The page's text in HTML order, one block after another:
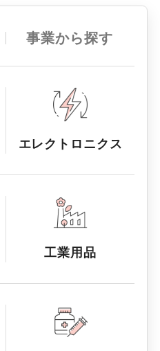
事業から探す
エレクトロニクス
工業用品